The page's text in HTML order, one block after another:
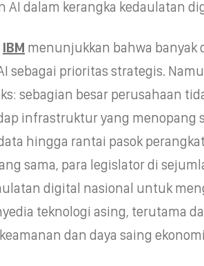
AI dalam kerangka kedaulatan
IBM menunjukkan bahwa banyak
sebagai prioritas strategis.
sebagian besar perusahaan
infrastruktur yang menopang
hingga rantai pasok
sama, para legislator di
digital nasional untuk
teknologi asing, terutama
dan daya saing